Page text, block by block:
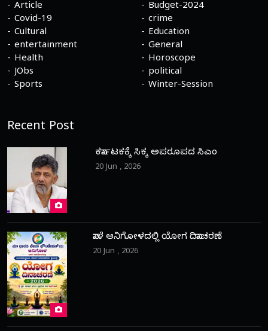
Article
Budget-2024
Covid-19
crime
Cultural
Education
entertainment
General
Health
Horoscope
JObs
political
Sports
Winter-Session
Recent Post
ಕರ್ನಾಟಕಕ್ಕೆ ಸಿಕ್ಕ ಅಪರೂಪದ ಸಿಎಂ
20 Jun , 2026
ನಾಳೆ ಆನಿಗೋಳದಲ್ಲಿ ಯೋಗ ದಿನಾಚರಣೆ
20 Jun , 2026